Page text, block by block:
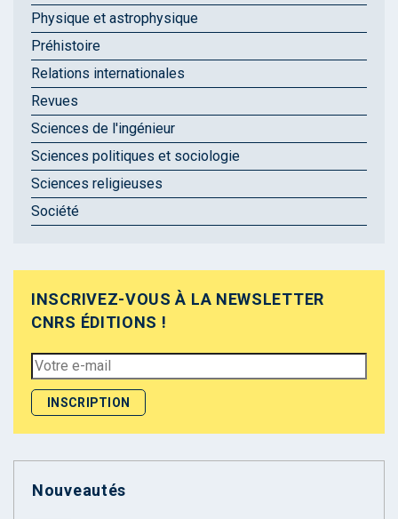
Physique et astrophysique
Préhistoire
Relations internationales
Revues
Sciences de l'ingénieur
Sciences politiques et sociologie
Sciences religieuses
Société
INSCRIVEZ-VOUS À LA NEWSLETTER
CNRS ÉDITIONS !
Nouveautés